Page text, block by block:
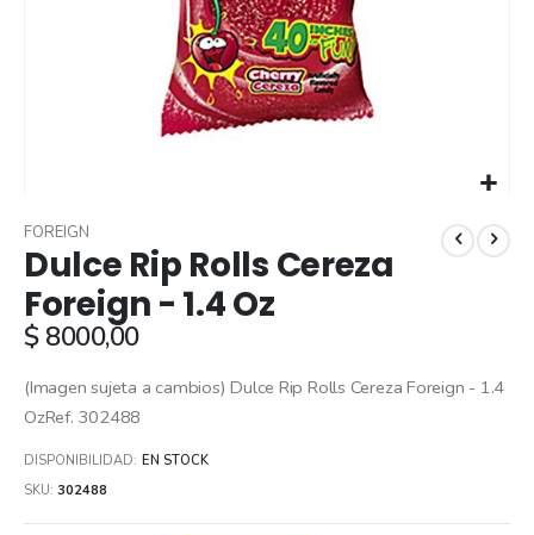
to
the
beginning
of
the
gallery
Dulce Rip Rolls Cereza
Foreign - 1.4 Oz
FOREIGN
$ 8000,00
(Imagen sujeta a cambios) Dulce Rip Rolls Cereza Foreign - 1.4
OzRef. 302488
DISPONIBILIDAD: EN STOCK
SKU 302488